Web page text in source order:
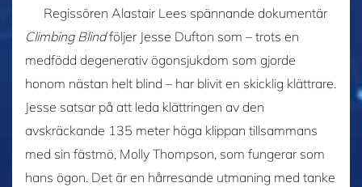
Regissören Alastair Lees spännande dokumentär
Climbing Blindföljer Jesse Dufton som – trots en
medfödd degenerativ ögonsjukdom som gjorde
honom nästan helt blind – har blivit en skicklig klättrare.
Jesse satsar på att leda klättringen av den
avskräckande 135 meter höga klippan tillsammans
med sin fästmö, Molly Thompson, som fungerar som
hans ögon. Det är en hårresande utmaning med tanke